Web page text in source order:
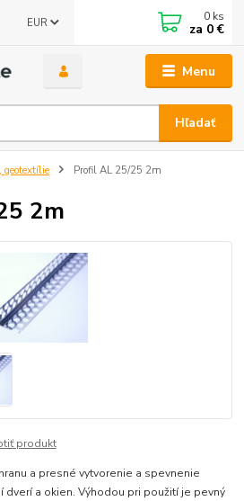
Menu
EUR
Hľadať
0 ks
za 0 €
geotextílie Profil AL 25/25 2m
2m
produkt
a presné vytvorenie a spevnenie
dverí a okien. Výhodou pri použití je pevný